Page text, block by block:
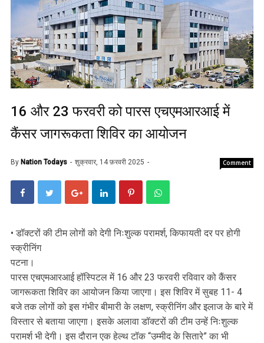
16 और 23 फरवरी को पारस एचएमआरआई में
कैंसर जागरूकता शिविर का आयोजन
By Nation Todays शुक्रवार, 14 फ़रवरी 2025 Comment
• डॉक्टरों की टीम लोगों को देगी निःशुल्क परामर्श, किफायती दर पर होगी
स्क्रीनिंग
पटना।
पारस एचएमआरआई हॉस्पिटल में 16 और 23 फरवरी रविवार को कैंसर
जागरूकता शिविर का आयोजन किया जाएगा। इस शिविर में सुबह 11- 4
बजे तक लोगों को इस गंभीर बीमारी के लक्षण, स्क्रीनिंग और इलाज के बारे में
विस्तार से बताया जाएगा। इसके अलावा डॉक्टरों की टीम उन्हें निःशुल्क
परामर्श भी देगी। इस दौरान एक हेल्थ टॉक “उम्मीद के सितारे” का भी